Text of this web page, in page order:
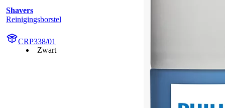
Shavers
Reinigingsborstel
CRP338/01
Zwart